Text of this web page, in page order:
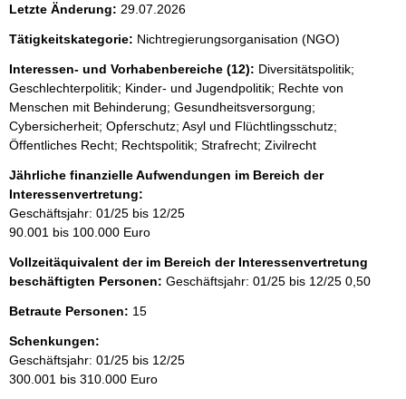
p
r
o
S
e
i
t
e
Letzte Änderung: 29.07.2026
Tätigkeitskategorie: Nichtregierungsorganisation (NGO)
Interessen- und Vorhabenbereiche (12): Diversitätspolitik;
Geschlechterpolitik; Kinder- und Jugendpolitik; Rechte von
Menschen mit Behinderung; Gesundheitsversorgung;
Cybersicherheit; Opferschutz; Asyl und Flüchtlingsschutz;
Öffentliches Recht; Rechtspolitik; Strafrecht; Zivilrecht
Jährliche finanzielle Aufwendungen im Bereich der
Interessenvertretung:
Geschäftsjahr: 01/25 bis 12/25
90.001 bis 100.000 Euro
Vollzeitäquivalent der im Bereich der Interessenvertretung
beschäftigten Personen: Geschäftsjahr: 01/25 bis 12/25 0,50
Betraute Personen: 15
Schenkungen:
Geschäftsjahr: 01/25 bis 12/25
300.001 bis 310.000 Euro